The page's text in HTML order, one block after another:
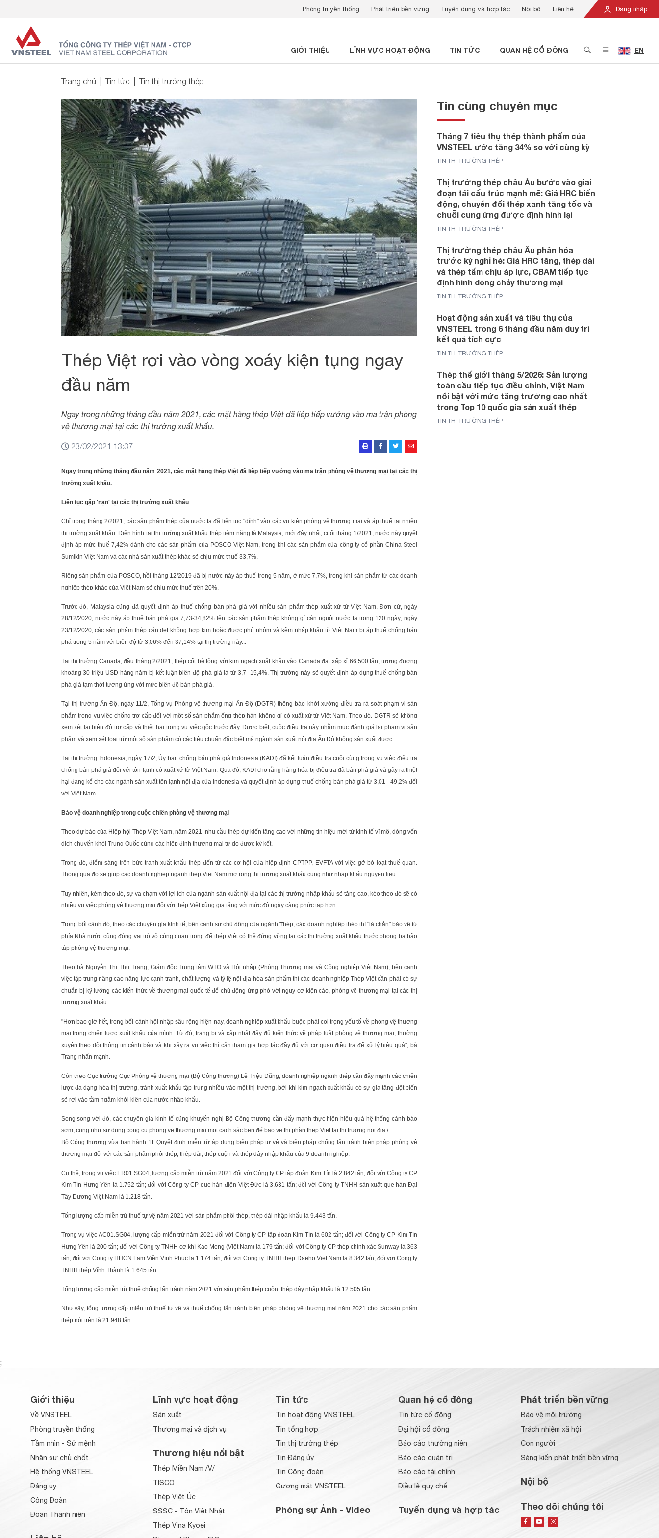
Đăng nhập
Phòng truyền thống Phát triển bền vững Tuyển dụng và hợp tác Nội bộ Liên hệ
GIỚI THIỆU LĨNH VỰC HOẠT ĐỘNG TIN TỨC QUAN HỆ CỔ ĐÔNG EN
Trang chủ Tin tức Tin thị trường thép
Thép Việt rơi vào vòng xoáy kiện tụng ngay
đầu năm
Ngay trong những tháng đầu năm 2021, các mặt hàng thép Việt đã liêp tiếp vướng vào ma trận phòng
vệ thương mại tại các thị trường xuất khẩu.
23/02/2021 13:37
Ngay trong những tháng đầu năm 2021, các mặt hàng thép Việt đã liêp tiếp vướng vào ma trận phòng vệ thương mại tại các thị
trường xuất khẩu.
Liên tục gặp 'nạn' tại các thị trường xuất khẩu
Chỉ trong tháng 2/2021, các sản phẩm thép của nước ta đã liên tục "dính" vào các vụ kiện phòng vệ thương mại và áp thuế tại nhiều
thị trường xuất khẩu. Điển hình tại thị trường xuất khẩu thép tiềm năng là Malaysia, mới đây nhất, cuối tháng 1/2021, nước này quyết
định áp mức thuế 7,42% dành cho các sản phẩm của POSCO Việt Nam, trong khi các sản phẩm của công ty cổ phần China Steel
Sumikin Việt Nam và các nhà sản xuất thép khác sẽ chịu mức thuế 33,7%.
Riêng sản phẩm của POSCO, hồi tháng 12/2019 đã bị nước này áp thuế trong 5 năm, ở mức 7,7%, trong khi sản phẩm từ các doanh
nghiệp thép khác của Việt Nam sẽ chịu mức thuế trên 20%.
Trước đó, Malaysia cũng đã quyết định áp thuế chống bán phá giá với nhiều sản phẩm thép xuất xứ từ Việt Nam. Đơn cử, ngày
28/12/2020, nước này áp thuế bán phá giá 7,73-34,82% lên các sản phẩm thép không gỉ cán nguội nước ta trong 120 ngày; ngày
23/12/2020, các sản phẩm thép cán dẹt không hợp kim hoặc được phủ nhôm và kẽm nhập khẩu từ Việt Nam bị áp thuế chống bán
phá trong 5 năm với biên độ từ 3,06% đến 37,14% tại thị trường này...
Tại thị trường Canada, đầu tháng 2/2021, thép cốt bê tông với kim ngạch xuất khẩu vào Canada đạt xấp xỉ 66.500 tấn, tương đương
khoảng 30 triệu USD hàng năm bị kết luận biên độ phá giá là từ 3,7- 15,4%. Thị trường này sẽ quyết định áp dụng thuế chống bán
phá giá tạm thời tương ứng với mức biên độ bán phá giá.
Tại thị trường Ấn Độ, ngày 11/2, Tổng vụ Phòng vệ thương mại Ấn Độ (DGTR) thông báo khởi xướng điều tra rà soát phạm vi sản
phẩm trong vụ việc chống trợ cấp đối với một số sản phẩm ống thép hàn không gỉ có xuất xứ từ Việt Nam. Theo đó, DGTR sẽ không
xem xét lại biên độ trợ cấp và thiệt hại trong vụ việc gốc trước đây. Được biết, cuộc điều tra này nhằm mục đánh giá lại phạm vi sản
phẩm và xem xét loại trừ một số sản phẩm có các tiêu chuẩn đặc biệt mà ngành sản xuất nội địa Ấn Độ không sản xuất được.
Tại thị trường Indonesia, ngày 17/2, Ủy ban chống bán phá giá Indonesia (KADI) đã kết luận điều tra cuối cùng trong vụ việc điều tra
chống bán phá giá đối với tôn lạnh có xuất xứ từ Việt Nam. Qua đó, KADI cho rằng hàng hóa bị điều tra đã bán phá giá và gây ra thiệt
hại đáng kể cho các ngành sản xuất tôn lạnh nội địa của Indonesia và quyết định áp dụng thuế chống bán phá giá từ 3,01 - 49,2% đối
với Việt Nam...
Bảo vệ doanh nghiệp trong cuộc chiến phòng vệ thương mại
Theo dự báo của Hiệp hội Thép Việt Nam, năm 2021, nhu cầu thép dự kiến tăng cao với những tín hiệu mới từ kinh tế vĩ mô, dòng vốn
dịch chuyển khỏi Trung Quốc cùng các hiệp định thương mại tự do được ký kết.
Trong đó, điểm sáng trên bức tranh xuất khẩu thép đến từ các cơ hội của hiệp định CPTPP, EVFTA với việc gỡ bỏ loạt thuế quan.
Thông qua đó sẽ giúp các doanh nghiệp ngành thép Việt Nam mở rộng thị trường xuất khẩu cũng như nhập khẩu nguyên liệu.
Tuy nhiên, kèm theo đó, sự va chạm với lợi ích của ngành sản xuất nội địa tại các thị trường nhập khẩu sẽ tăng cao, kéo theo đó sẽ có
nhiều vụ việc phòng vệ thương mại đối với thép Việt cũng gia tăng với mức độ ngày càng phức tạp hơn.
Trong bối cảnh đó, theo các chuyên gia kinh tế, bên cạnh sự chủ động của ngành Thép, các doanh nghiệp thép thì "lá chắn" bảo vệ từ
phía Nhà nước cũng đóng vai trò vô cùng quan trọng để thép Việt có thể đứng vững tại các thị trường xuất khẩu trước phong ba bão
táp phòng vệ thương mại.
Theo bà Nguyễn Thị Thu Trang, Giám đốc Trung tâm WTO và Hội nhập (Phòng Thương mại và Công nghiệp Việt Nam), bên cạnh
việc tập trung nâng cao năng lực cạnh tranh, chất lượng và tỷ lệ nội địa hóa sản phẩm thì các doanh nghiệp Thép Việt cần phải có sự
chuẩn bị kỹ lưỡng các kiến thức về thương mại quốc tế để chủ động ứng phó với nguy cơ kiện cáo, phòng vệ thương mại tại các thị
trường xuất khẩu.
"Hơn bao giờ hết, trong bối cảnh hội nhập sâu rộng hiện nay, doanh nghiệp xuất khẩu buộc phải coi trọng yếu tố về phòng vệ thương
mại trong chiến lược xuất khẩu của mình. Từ đó, trang bị và cập nhật đầy đủ kiến thức về pháp luật phòng vệ thương mại, thường
xuyên theo dõi thông tin cảnh báo và khi xảy ra vụ việc thì cần tham gia hợp tác đầy đủ với cơ quan điều tra để xử lý hiệu quả", bà
Trang nhấn mạnh.
Còn theo Cục trưởng Cục Phòng vệ thương mại (Bộ Công thương) Lê Triệu Dũng, doanh nghiệp ngành thép cần đẩy mạnh các chiến
lược đa dạng hóa thị trường, tránh xuất khẩu tập trung nhiều vào một thị trường, bởi khi kim ngạch xuất khẩu có sự gia tăng đột biến
sẽ rơi vào tầm ngắm khởi kiện của nước nhập khẩu.
Song song với đó, các chuyên gia kinh tế cũng khuyến nghị Bộ Công thương cần đẩy mạnh thực hiện hiệu quả hệ thống cảnh báo
sớm, cũng như sử dụng công cụ phòng vệ thương mại một cách sắc bén để bảo vệ thị phần thép Việt tại thị trường nội địa./.
Bộ Công thương vừa ban hành 11 Quyết định miễn trừ áp dụng biện pháp tự vệ và biện pháp chống lẩn tránh biện pháp phòng vệ
thương mại đối với các sản phẩm phôi thép, thép dài, thép cuộn và thép dây nhập khẩu của 9 doanh nghiệp.
Cụ thể, trong vụ việc ER01.SG04, lượng cấp miễn trừ năm 2021 đối với Công ty CP tập đoàn Kim Tín là 2.842 tấn; đối với Công ty CP
Kim Tín Hưng Yên là 1.752 tấn; đối với Công ty CP que hàn điện Việt Đức là 3.631 tấn; đối với Công ty TNHH sản xuất que hàn Đại
Tây Dương Việt Nam là 1.218 tấn.
Tổng lượng cấp miễn trừ thuế tự vệ năm 2021 với sản phẩm phôi thép, thép dài nhập khẩu là 9.443 tấn.
Trong vụ việc AC01.SG04, lượng cấp miễn trừ năm 2021 đối với Công ty CP tập đoàn Kim Tín là 602 tấn; đối với Công ty CP Kim Tín
Hưng Yên là 200 tấn; đối với Công ty TNHH cơ khí Kao Meng (Việt Nam) là 179 tấn; đối với Công ty CP thép chính xác Sunway là 363
tấn; đối với Công ty HHCN Lâm Viễn Vĩnh Phúc là 1.174 tấn; đối với Công ty TNHH thép Daeho Việt Nam là 8.342 tấn; đối với Công ty
TNHH thép Vĩnh Thành là 1.645 tấn.
Tổng lượng cấp miễn trừ thuế chống lẩn tránh năm 2021 với sản phẩm thép cuộn, thép dây nhập khẩu là 12.505 tấn.
Như vậy, tổng lượng cấp miễn trừ thuế tự vệ và thuế chống lẩn tránh biện pháp phòng vệ thương mại năm 2021 cho các sản phẩm
thép nói trên là 21.948 tấn.
Tin cùng chuyên mục
Tháng 7 tiêu thụ thép thành phẩm của
VNSTEEL ước tăng 34% so với cùng kỳ
TIN THỊ TRƯỜNG THÉP
Thị trường thép châu Âu bước vào giai
đoạn tái cấu trúc mạnh mẽ: Giá HRC biến
động, chuyển đổi thép xanh tăng tốc và
chuỗi cung ứng được định hình lại
TIN THỊ TRƯỜNG THÉP
Thị trường thép châu Âu phân hóa
trước kỳ nghỉ hè: Giá HRC tăng, thép dài
và thép tấm chịu áp lực, CBAM tiếp tục
định hình dòng chảy thương mại
TIN THỊ TRƯỜNG THÉP
Hoạt động sản xuất và tiêu thụ của
VNSTEEL trong 6 tháng đầu năm duy trì
kết quả tích cực
TIN THỊ TRƯỜNG THÉP
Thép thế giới tháng 5/2026: Sản lượng
toàn cầu tiếp tục điều chỉnh, Việt Nam
nổi bật với mức tăng trưởng cao nhất
trong Top 10 quốc gia sản xuất thép
TIN THỊ TRƯỜNG THÉP
;
Giới thiệu
Về VNSTEEL
Phòng truyền thống
Tầm nhìn - Sứ mệnh
Nhân sự chủ chốt
Hệ thống VNSTEEL
Đảng ủy
Công Đoàn
Đoàn Thanh niên
Lĩnh vực hoạt động
Sản xuất
Thương mại và dịch vụ
Thương hiệu nổi bật
Thép Miền Nam /V/
TISCO
Thép Việt Úc
SSSC - Tôn Việt Nhật
Thép Vina Kyoei
Tin tức
Tin hoạt động VNSTEEL
Tin tổng hợp
Tin thị trường thép
Tin Đảng ủy
Tin Công đoàn
Gương mặt VNSTEEL
Phóng sự Ảnh - Video
Quan hệ cổ đông
Tin tức cổ đông
Đại hội cổ đông
Báo cáo thường niên
Báo cáo quản trị
Báo cáo tài chính
Điều lệ quy chế
Tuyển dụng và hợp tác
Phát triển bền vững
Bảo vệ môi trường
Trách nhiệm xã hội
Con người
Sáng kiến phát triển bền vững
Nội bộ
Theo dõi chúng tôi